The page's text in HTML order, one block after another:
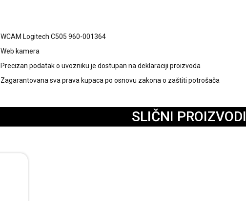
WCAM Logitech C505 960-001364
Web kamera
Precizan podatak o uvozniku je dostupan na deklaraciji proizvoda
Zagarantovana sva prava kupaca po osnovu zakona o zaštiti potrošača
SLIČNI PROIZVODI